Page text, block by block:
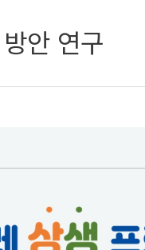
안 연구